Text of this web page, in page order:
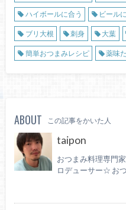
ハイボールに合う ビール
ブリ大根 刺身 大葉
簡単おつまみレシピ 薬味
ABOUT この記事をかいた人
taipon
おつまみ料理専門
ロデューサー☆ お